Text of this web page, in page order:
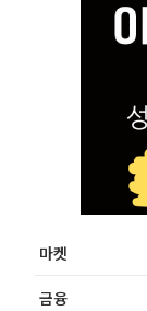
마켓
금융